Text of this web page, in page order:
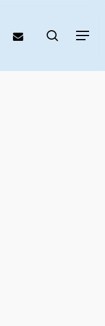
Menu
email search